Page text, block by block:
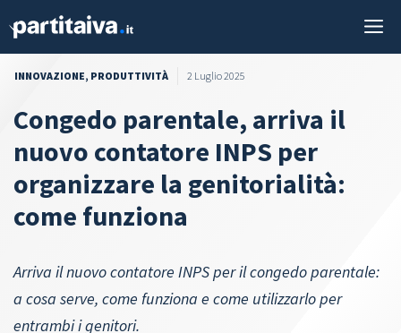
INNOVAZIONE, PRODUTTIVITÀ 2 Luglio 2025
Congedo parentale, arriva il
nuovo contatore INPS per
organizzare la genitorialità:
come funziona
Arriva il nuovo contatore INPS per il congedo parentale:
a cosa serve, come funziona e come utilizzarlo per
entrambi i genitori.